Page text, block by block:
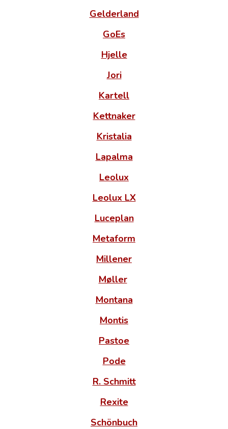
Gelderland
GoEs
Hjelle
Jori
Kartell
Kettnaker
Kristalia
Lapalma
Leolux
Leolux LX
Luceplan
Metaform
Millener
Møller
Montana
Montis
Pastoe
Pode
R. Schmitt
Rexite
Schönbuch